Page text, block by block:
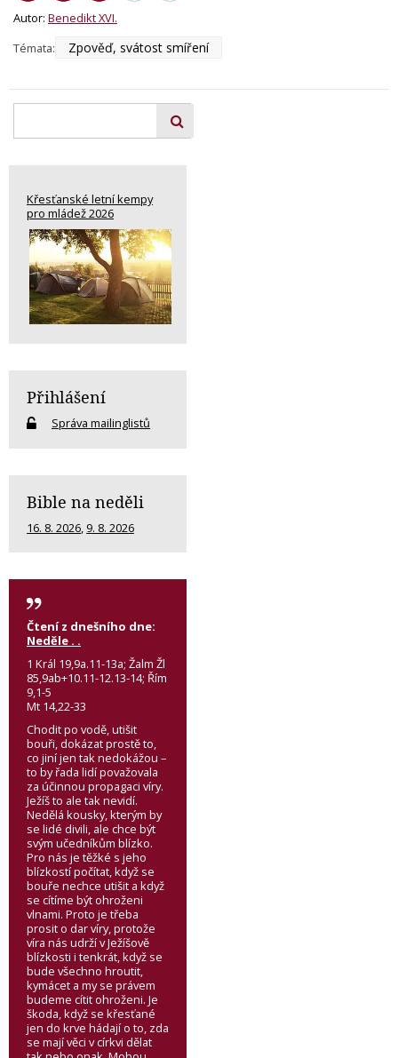
Autor: Benedikt XVI.
Témata:
Zpověď, svátost smíření
Křesťanské letní kempy
pro mládež 2026
Přihlášení
Správa mailinglistů
Bible na neděli
16. 8. 2026, 9. 8. 2026
Čtení z dnešního dne:
Neděle . .
1 Král 19,9a.11-13a; Žalm Žl
85,9ab+10.11-12.13-14; Řím
9,1-5
Mt 14,22-33
Chodit po vodě, utišit
bouři, dokázat prostě to,
co jiní jen tak nedokážou –
to by řada lidí považovala
za účinnou propagaci víry.
Ježíš to ale tak nevidí.
Nedělá kousky, kterým by
se lidé divili, ale chce být
svým učedníkům blízko.
Pro nás je těžké s jeho
blízkostí počítat, když se
bouře nechce utišit a když
se cítíme být ohroženi
vlnami. Proto je třeba
prosit o dar víry, protože
víra nás udrží v Ježíšově
blízkosti i tenkrát, když se
bude všechno hroutit,
kymácet a my se právem
budeme cítit ohroženi. Je
škoda, když se křesťané
jen do krve hádají o to, zda
se mají věci v církvi dělat